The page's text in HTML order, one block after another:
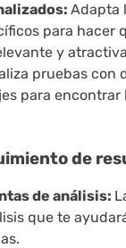
Adapta
para hacer
y
pruebas con
para encontrar
de
de análisis:
que te